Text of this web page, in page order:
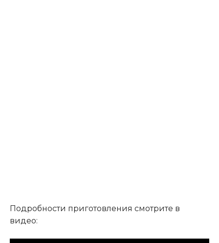
Подробности приготовления смотрите в
видео: